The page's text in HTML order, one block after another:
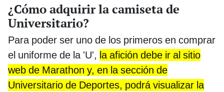
¿Cómo adquirir la camiseta de
Universitario?
Para poder ser uno de los primeros en comprar
el uniforme de la 'U', la afición debe ir al sitio
web de Marathon y, en la sección de
Universitario de Deportes, podrá visualizar la